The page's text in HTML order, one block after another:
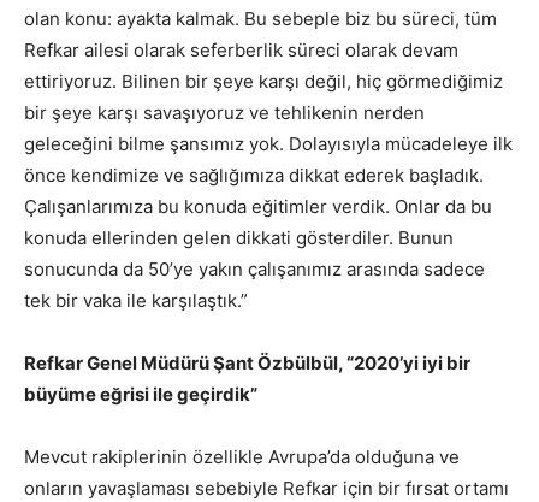
olan konu: ayakta kalmak. Bu sebeple biz bu süreci, tüm
Refkar ailesi olarak seferberlik süreci olarak devam
ettiriyoruz. Bilinen bir şeye karşı değil, hiç görmediğimiz
bir şeye karşı savaşıyoruz ve tehlikenin nerden
geleceğini bilme şansımız yok. Dolayısıyla mücadeleye ilk
önce kendimize ve sağlığımıza dikkat ederek başladık.
Çalışanlarımıza bu konuda eğitimler verdik. Onlar da bu
konuda ellerinden gelen dikkati gösterdiler. Bunun
sonucunda da 50’ye yakın çalışanımız arasında sadece
tek bir vaka ile karşılaştık.”
Refkar Genel Müdürü Şant Özbülbül, “2020’yi iyi bir
büyüme eğrisi ile geçirdik”
Mevcut rakiplerinin özellikle Avrupa’da olduğuna ve
onların yavaşlaması sebebiyle Refkar için bir fırsat ortamı